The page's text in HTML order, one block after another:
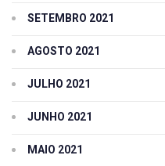
SETEMBRO 2021
AGOSTO 2021
JULHO 2021
JUNHO 2021
MAIO 2021